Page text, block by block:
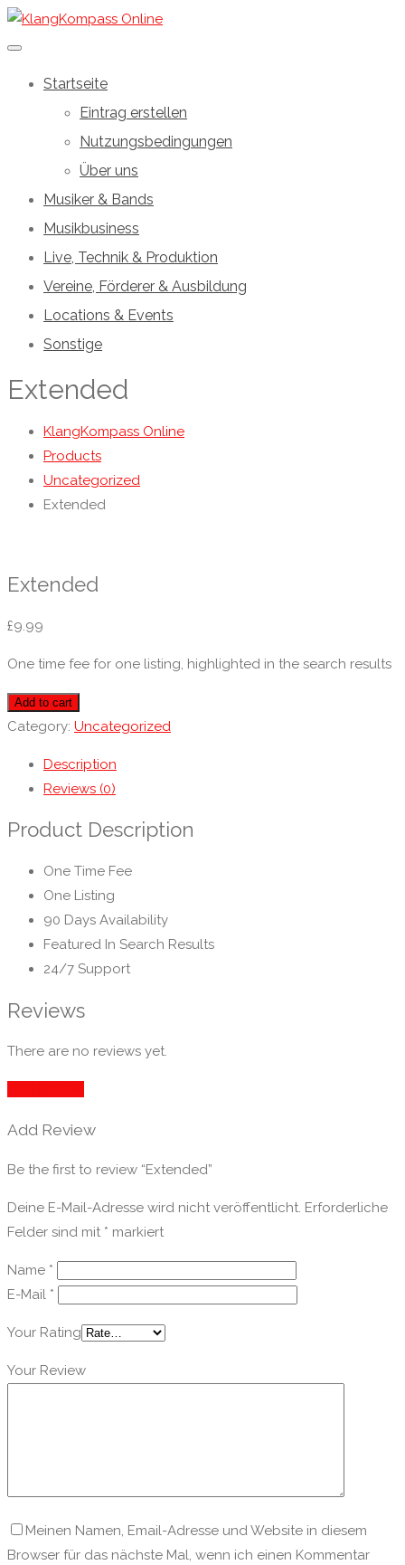
Startseite
Eintrag erstellen
Nutzungsbedingungen
Über uns
Musiker & Bands
Musikbusiness
Live, Technik & Produktion
Vereine, Förderer & Ausbildung
Locations & Events
Sonstige
Extended
KlangKompass Online
Products
Uncategorized
Extended
Extended
£9.99
One time fee for one listing, highlighted in the search results
Add to cart
Category: Uncategorized
Description
Reviews (0)
Product Description
One Time Fee
One Listing
90 Days Availability
Featured In Search Results
24/7 Support
Reviews
There are no reviews yet.
Add Review
Be the first to review “Extended”
Deine E-Mail-Adresse wird nicht veröffentlicht. Erforderliche
Felder sind mit * markiert
Name *
E-Mail *
Your Rating
Your Review
Meinen Namen, Email-Adresse und Website in diesem
Browser für das nächste Mal, wenn ich einen Kommentar